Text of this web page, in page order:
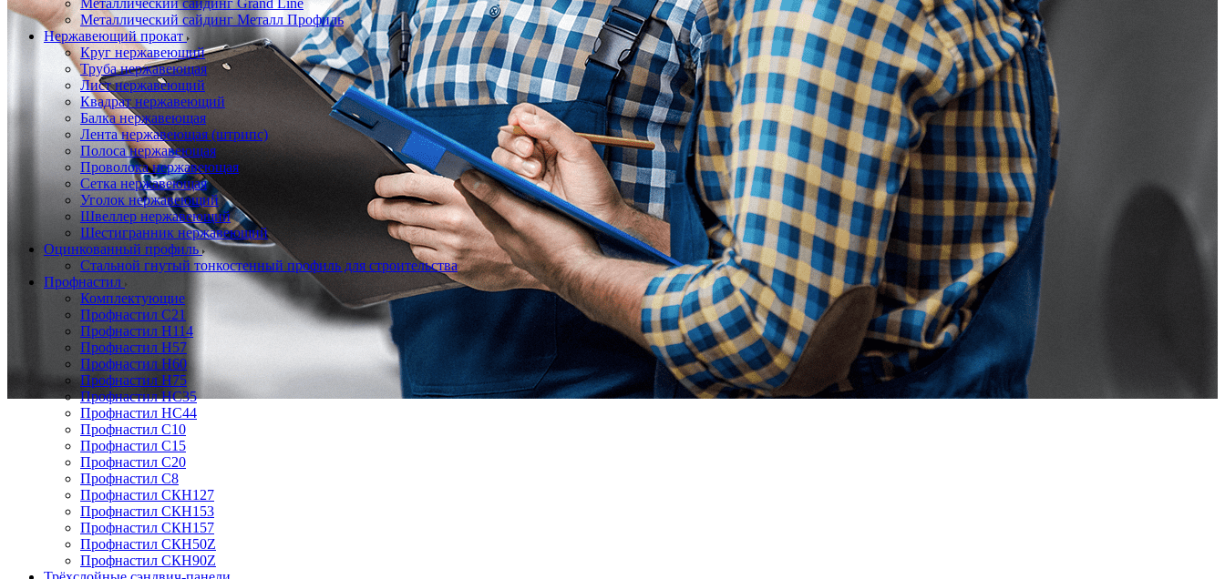
Металлический сайдинг Grand Line
Металлический сайдинг Металл Профиль
Нержавеющий прокат
Круг нержавеющий
Труба нержавеющая
Лист нержавеющий
Квадрат нержавеющий
Балка нержавеющая
Лента нержавеющая (штрипс)
Полоса нержавеющая
Проволока нержавеющая
Сетка нержавеющая
Уголок нержавеющий
Швеллер нержавеющий
Шестигранник нержавеющий
Оцинкованный профиль
Стальной гнутый тонкостенный профиль для строительства
Профнастил
Комплектующие
Профнастил C21
Профнастил Н114
Профнастил Н57
Профнастил Н60
Профнастил Н75
Профнастил НС35
Профнастил НС44
Профнастил С10
Профнастил С15
Профнастил С20
Профнастил С8
Профнастил СКН127
Профнастил СКН153
Профнастил СКН157
Профнастил СКН50Z
Профнастил СКН90Z